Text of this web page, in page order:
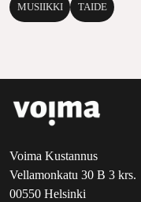
MUSIIKKI TAIDE
Voima Kustannus
Vellamonkatu 30 B 3 krs.
00550 Helsinki